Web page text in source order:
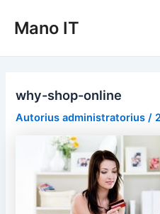
prieMano IT
why-shop-online
Autorius administratorius/